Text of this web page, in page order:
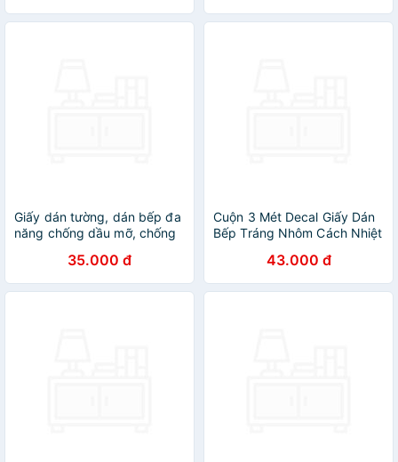
Giấy dán tường, dán bếp đa
năng chống dầu mỡ, chống
tiện ích (3 Mét Dài x 0.6 Mét
Rộng)
35.000 đ
Cuộn 3 Mét Decal Giấy Dán
Bếp Tráng Nhôm Cách Nhiệt
Nước Cao Cấp Hàng Loại 1 -
Chính Hãng MINIIN
43.000 đ